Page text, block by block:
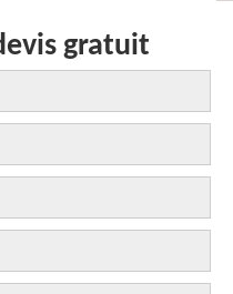
gratuit